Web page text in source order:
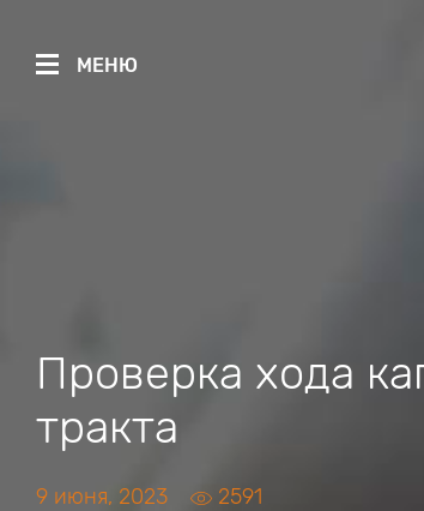
МЕНЮ
Проверка хода
тракта
9 июня, 2023 2591